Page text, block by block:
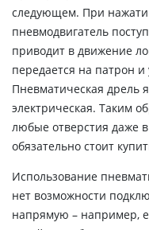
следующем. При
пневмодвигатель
приводит в движение
передается на патрон
Пневматическая дрель
электрическая. Таким
любые отверстия даже в
обязательно стоит
Использование
нет возможности
напрямую – например,